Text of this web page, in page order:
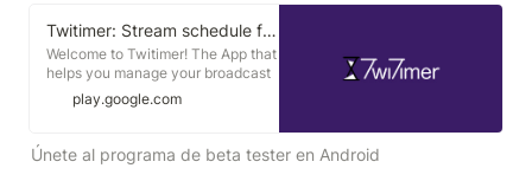
invitation from the developer and
have a device that you can use to
test.
Twitimer: Stream schedule for Twitch - Apps on Google Play
Welcome to Twitimer! The App that
helps you manage your broadcast
schedules and those of your
favorite streamers on Twitch. ■
with your Twitch account and
configure your broadcast
play.google.com
Únete al programa de beta tester en Android